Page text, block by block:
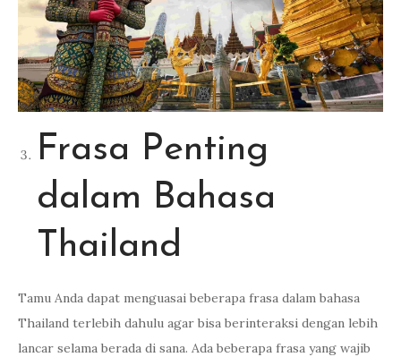
Frasa Penting
dalam Bahasa
Thailand
Tamu Anda dapat menguasai beberapa frasa dalam bahasa
Thailand terlebih dahulu agar bisa berinteraksi dengan lebih
lancar selama berada di sana. Ada beberapa frasa yang wajib